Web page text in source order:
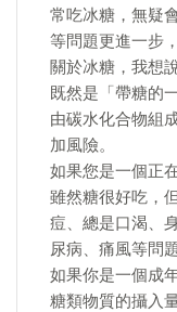
常吃冰糖，無疑
等問題更進一步
關於冰糖，我想
既然是「帶糖的
由碳水化合物組
加風險。
如果您是一個正
雖然糖很好吃，
痘、總是口渴、
尿病、痛風等問
如果你是一個成
糖類物質的攝入